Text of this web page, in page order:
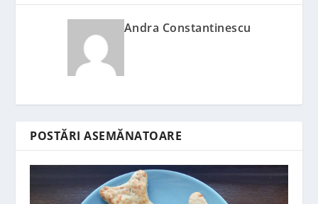
Andra Constantinescu
POSTĂRI ASEMĂNATOARE